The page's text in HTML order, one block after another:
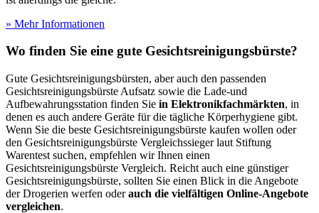
» Mehr Informationen
Wo finden Sie eine gute Gesichtsreinigungsbürste?
Gute Gesichtsreinigungsbürsten, aber auch den passenden
Gesichtsreinigungsbürste Aufsatz sowie die Lade-und
Aufbewahrungsstation finden Sie in Elektronikfachmärkten, in
denen es auch andere Geräte für die tägliche Körperhygiene gibt.
Wenn Sie die beste Gesichtsreinigungsbürste kaufen wollen oder
den Gesichtsreinigungsbürste Vergleichssieger laut Stiftung
Warentest suchen, empfehlen wir Ihnen einen
Gesichtsreinigungsbürste Vergleich. Reicht auch eine günstiger
Gesichtsreinigungsbürste, sollten Sie einen Blick in die Angebote
der Drogerien werfen oderauch die vielfältigen Online-Angebote
vergleichen.